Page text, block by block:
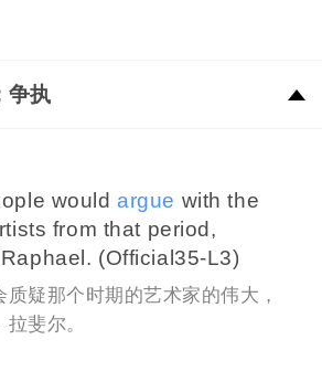
争执
would argue with the
from that period,
(Official35-L3)
疑那个时期的艺术家的伟大，
斐尔。